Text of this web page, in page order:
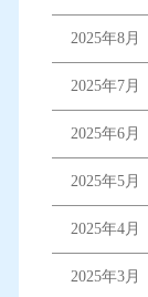
2025年8月
2025年7月
2025年6月
2025年5月
2025年4月
2025年3月